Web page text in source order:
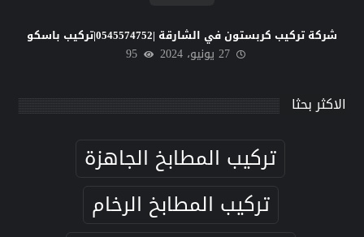
شركة تركيب كربستون في الشارقة |0545574752|تركيب باسكو
27 يونيو، 2024 95
الاكثر بحثا
تركيب المطابخ الجاهزة
تركيب المطابخ الرخام